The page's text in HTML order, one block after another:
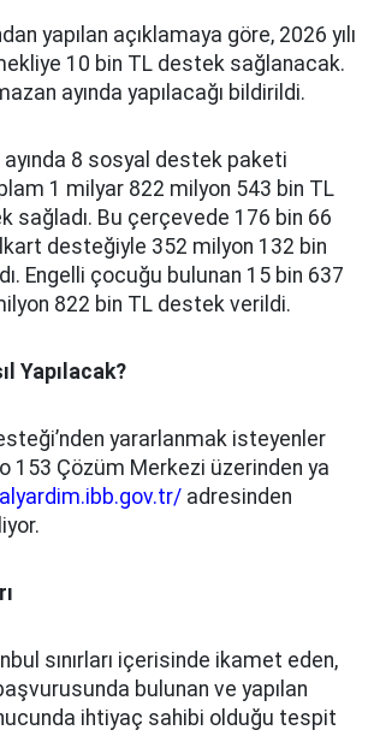
yapılan açıklamaya göre, 2026 yılı
10 bin TL destek sağlanacak.
ayında yapılacağı bildirildi.
ayında 8 sosyal destek paketi
1 milyar 822 milyon 543 bin TL
sağladı. Bu çerçevede 176 bin 66
desteğiyle 352 milyon 132 bin
Engelli çocuğu bulunan 15 bin 637
822 bin TL destek verildi.
Yapılacak?
yararlanmak isteyenler
153 Çözüm Merkezi üzerinden ya
adresinden
sınırları içerisinde ikamet eden,
bulunan ve yapılan
ihtiyaç sahibi olduğu tespit